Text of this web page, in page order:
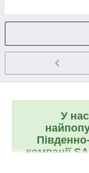
У
компанії
Великий